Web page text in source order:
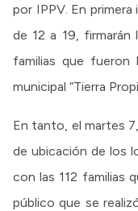
por IPPV. En
de 12 a 19, firmarán
familias que fueron
municipal “Tierra
En tanto, el martes
de ubicación de los
con las 112 familias
público que se